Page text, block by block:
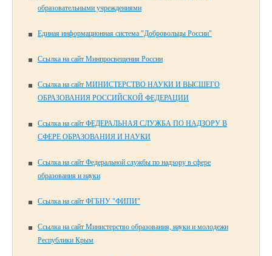
образовательными учреждениями
Единая информационная система "Добровольцы России"
Ссылка на сайт Минпросвещения России
Ссылка на сайт МИНИСТЕРСТВО НАУКИ И ВЫСШЕГО
ОБРАЗОВАНИЯ РОССИЙСКОЙ ФЕДЕРАЦИИ
Ссылка на сайт ФЕДЕРАЛЬНАЯ СЛУЖБА ПО НАДЗОРУ В
СФЕРЕ ОБРАЗОВАНИЯ И НАУКИ
Ссылка на сайт Федеральной службы по надзору в сфере
образования и науки
Ссылка на сайт ФГБНУ "ФИПИ"
Ссылка на сайт Министерство образования, науки и молодежи
Республики Крым